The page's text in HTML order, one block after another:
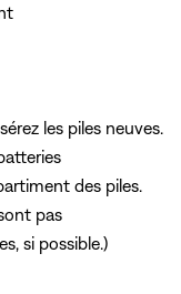
les piles neuves.
des piles.
pas
si possible.)